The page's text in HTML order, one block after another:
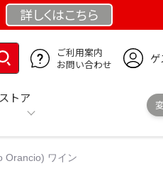
詳しくはこちら
ご利用案内
お問い合わせ
トア
Orancio) ワイン